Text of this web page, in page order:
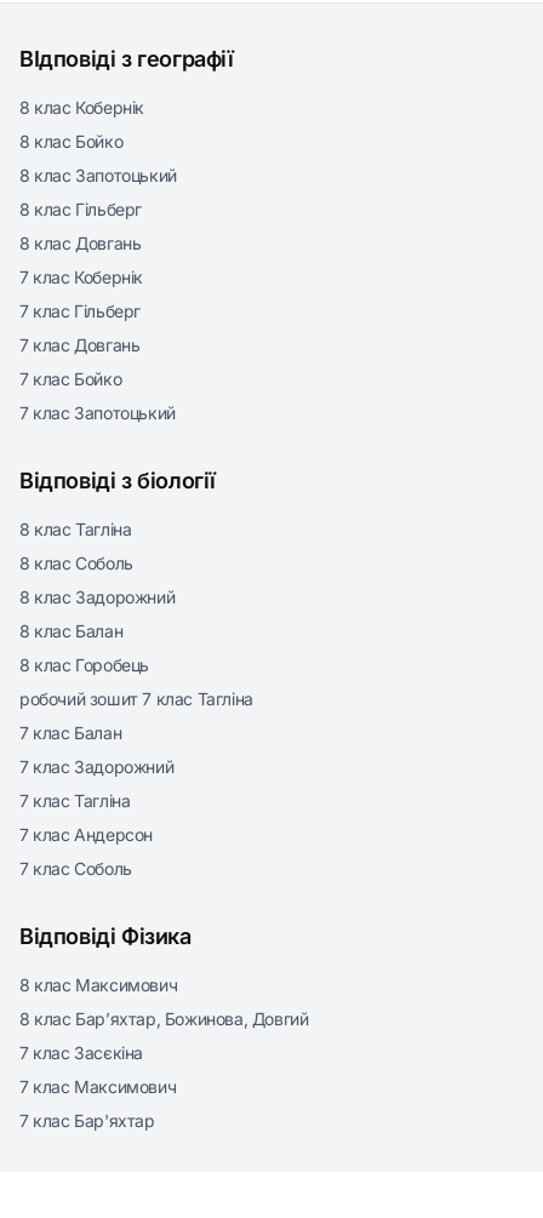
ВІдповіді з географії
8 клас Кобернік
8 клас Бойко
8 клас Запотоцький
8 клас Гільберг
8 клас Довгань
7 клас Кобернік
7 клас Гільберг
7 клас Довгань
7 клас Бойко
7 клас Запотоцький
Відповіді з біології
8 клас Тагліна
8 клас Соболь
8 клас Задорожний
8 клас Балан
8 клас Горобець
робочий зошит 7 клас Тагліна
7 клас Балан
7 клас Задорожний
7 клас Тагліна
7 клас Андерсон
7 клас Соболь
Відповіді Фізика
8 клас Максимович
8 клас Бар’яхтар, Божинова, Довгий
7 клас Засєкіна
7 клас Максимович
7 клас Бар'яхтар